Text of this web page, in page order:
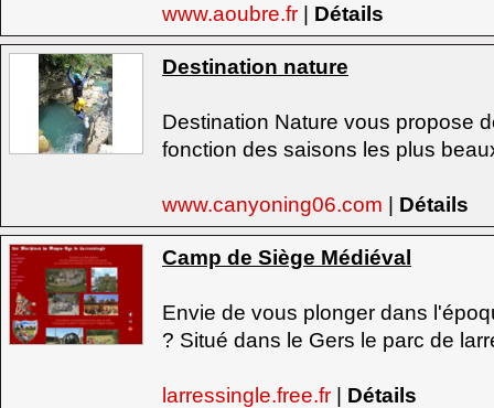
www.aoubre.fr | Détails
Destination nature
Destination Nature vous propose
fonction des saisons les plus
www.canyoning06.com | Détails
Camp de Siège Médiéval
Envie de vous plonger dans
? Situé dans le Gers le parc de
larressingle.free.fr | Détails